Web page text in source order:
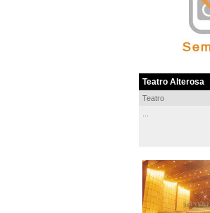
Teatro Alterosa
Teatro